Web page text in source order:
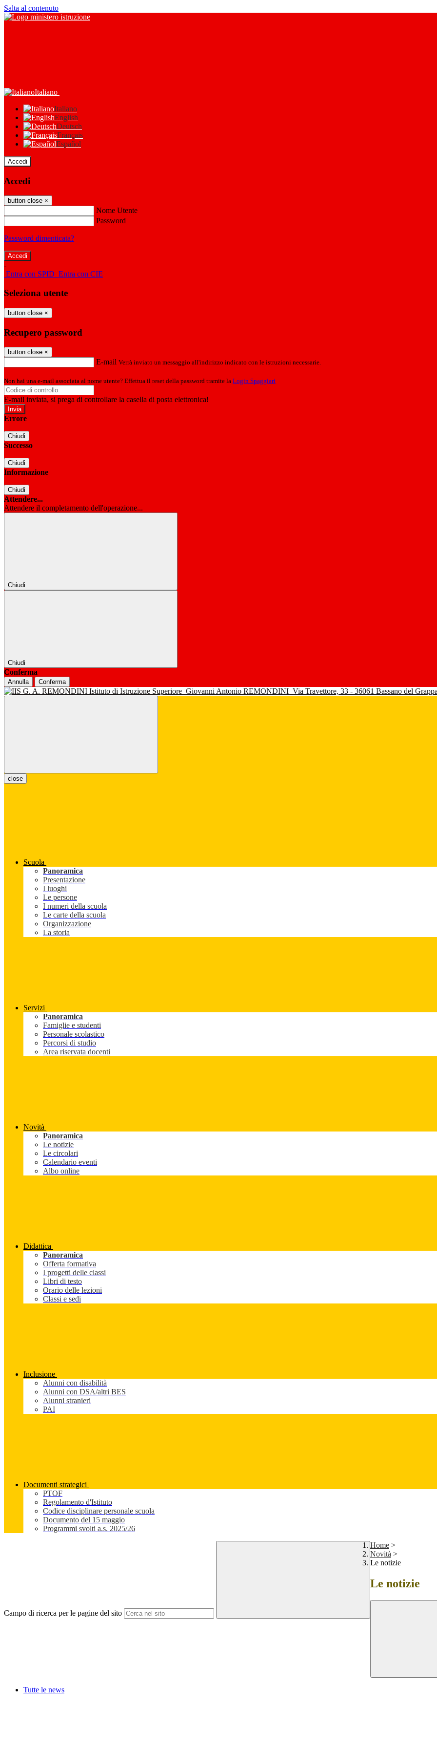
Salta al contenuto
Italiano
Italiano
English
Deutsch
Français
Español
Accedi
Accedi
button close ×
Nome Utente
Password
Password dimenticata?
-
Entra con SPID Entra con CIE
Seleziona utente
button close ×
Recupero password
button close ×
E-mail Verrà inviato un messaggio all'indirizzo indicato con le istruzioni necessarie.
Non hai una e-mail associata al nome utente? Effettua il reset della password tramite la Login Spaggiari
E-mail inviata, si prega di controllare la casella di posta elettronica!
Errore
Chiudi
Successo
Chiudi
Informazione
Chiudi
Attendere...
Attendere il completamento dell'operazione...
Chiudi
Chiudi
Conferma
Annulla Conferma
Istituto di Istruzione Superiore Giovanni Antonio REMONDINI Via Travettore, 33 - 36061 Bassano del
close
Scuola
Panoramica
Presentazione
I luoghi
Le persone
I numeri della scuola
Le carte della scuola
Organizzazione
La storia
Servizi
Panoramica
Famiglie e studenti
Personale scolastico
Percorsi di studio
Area riservata docenti
Novità
Panoramica
Le notizie
Le circolari
Calendario eventi
Albo online
Didattica
Panoramica
Offerta formativa
I progetti delle classi
Libri di testo
Orario delle lezioni
Classi e sedi
Inclusione
Alunni con disabilità
Alunni con DSA/altri BES
Alunni stranieri
PAI
Documenti strategici
PTOF
Regolamento d'Istituto
Codice disciplinare personale scuola
Documento del 15 maggio
Programmi svolti a.s. 2025/26
Campo di ricerca per le pagine del sito
Home >
Novità >
Le notizie
Le notizie
Tutte le news